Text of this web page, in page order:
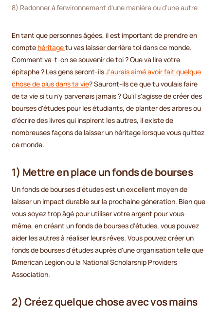
8) Redonner à l'environnement d'une manière ou d'une autre
En tant que personnes âgées, il est important de prendre en
compte héritagetu vas laisser derrière toi dans ce monde.
Comment va-t-on se souvenir de toi ? Que va lire votre
épitaphe ? Les gens seront-ilsJ'aurais aimé avoir fait quelque
chose de plus dans ta vie? Sauront-ils ce que tu voulais faire
de ta vie si tu n'y parvenais jamais ? Qu'il s'agisse de créer des
bourses d'études pour les étudiants, de planter des arbres ou
d'écrire des livres qui inspirent les autres, il existe de
nombreuses façons de laisser un héritage lorsque vous quittez
ce monde.
1) Mettre en place un fonds de bourses
Un fonds de bourses d'études est un excellent moyen de
laisser un impact durable sur la prochaine génération. Bien que
vous soyez trop âgé pour utiliser votre argent pour vous-
même, en créant un fonds de bourses d'études, vous pouvez
aider les autres à réaliser leurs rêves. Vous pouvez créer un
fonds de bourses d'études auprès d'une organisation telle que
l'American Legion ou la National Scholarship Providers
Association.
2) Créez quelque chose avec vos mains